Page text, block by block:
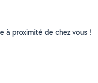
à proximité de chez vous !